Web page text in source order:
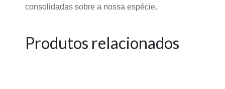
consolidadas sobre a nossa espécie.
Produtos relacionados